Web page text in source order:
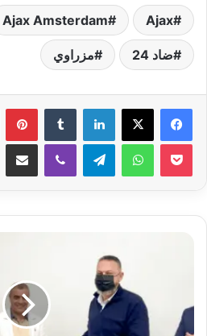
Ajax
Ajax Amsterdam
ضاد 24 مزراوي
لينكدإن
‫Pocket واتساب تيلقرام ڤايبر
البيضاء؟